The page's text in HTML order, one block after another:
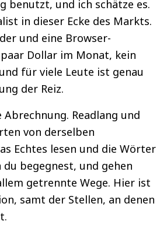
benutzt, und ich schätze es.
in dieser Ecke des Markts.
und eine Browser-
Dollar im Monat, kein
für viele Leute ist genau
der Reiz.
Readlang und
von derselben
Echtes lesen und die Wörter
du begegnest, und gehen
getrennte Wege. Hier ist
samt der Stellen, an denen